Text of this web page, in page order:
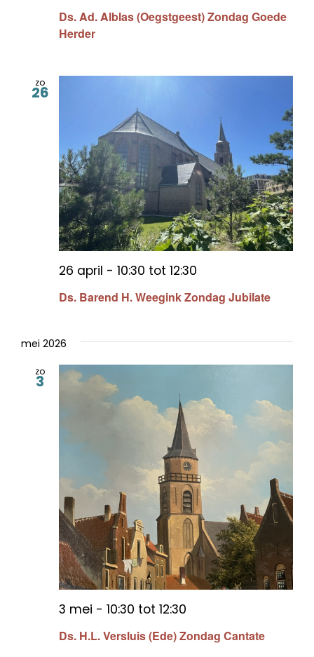
Ds. Ad. Alblas (Oegstgeest) Zondag Goede
Herder
zo
26
Ds. Barend H. Weegink Zondag Jubilate
26 april - 10:30 tot 12:30
mei 2026
zo
3
Ds. H.L. Versluis (Ede) Zondag Cantate
3 mei - 10:30 tot 12:30